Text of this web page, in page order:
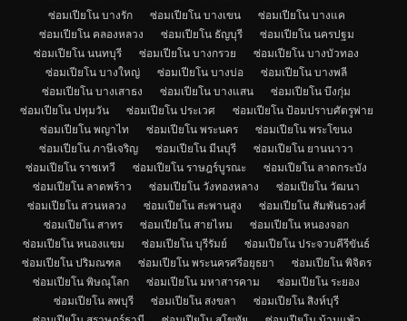
ซ่อมเปียโน บางรัก
ซ่อมเปียโน บางเขน
ซ่อมเปียโน บางแค
ซ่อมเปียโน คลองหลวง
ซ่อมเปียโน ธัญบุรี
ซ่อมเปียโน นครปฐม
ซ่อมเปียโน นนทบุรี
ซ่อมเปียโน บางกรวย
ซ่อมเปียโน บางบัวทอง
ซ่อมเปียโน บางใหญ่
ซ่อมเปียโน บางบ่อ
ซ่อมเปียโน บางพลี
ซ่อมเปียโน บางเสาธง
ซ่อมเปียโน บางแสน
ซ่อมเปียโน บึงกุ่ม
ซ่อมเปียโน ปทุมวัน
ซ่อมเปียโน ประเวศ
ซ่อมเปียโน ป้อมปราบศัตรูพ่าย
ซ่อมเปียโน พญาไท
ซ่อมเปียโน พระนคร
ซ่อมเปียโน พระโขนง
ซ่อมเปียโน ภาษีเจริญ
ซ่อมเปียโน มีนบุรี
ซ่อมเปียโน ยานนาวา
ซ่อมเปียโน ราชเทวี
ซ่อมเปียโน ราษฎร์บูรณะ
ซ่อมเปียโน ลาดกระบัง
ซ่อมเปียโน ลาดพร้าว
ซ่อมเปียโน วังทองหลาง
ซ่อมเปียโน วัฒนา
ซ่อมเปียโน สวนหลวง
ซ่อมเปียโน สะพานสูง
ซ่อมเปียโน สัมพันธวงศ์
ซ่อมเปียโน สาทร
ซ่อมเปียโน สายไหม
ซ่อมเปียโน หนองจอก
ซ่อมเปียโน หนองแขม
ซ่อมเปียโน บุรีรัมย์
ซ่อมเปียโน ประจวบคีรีขันธ์
ซ่อมเปียโน ปริมณฑล
ซ่อมเปียโน พระนครศรีอยุธยา
ซ่อมเปียโน พิจิตร
ซ่อมเปียโน พิษณุโลก
ซ่อมเปียโน มหาสารคาม
ซ่อมเปียโน ระยอง
ซ่อมเปียโน ลพบุรี
ซ่อมเปียโน สงขลา
ซ่อมเปียโน สิงห์บุรี